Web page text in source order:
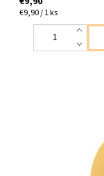
€9,90 / 1 ks
latexovy balon
dodavame